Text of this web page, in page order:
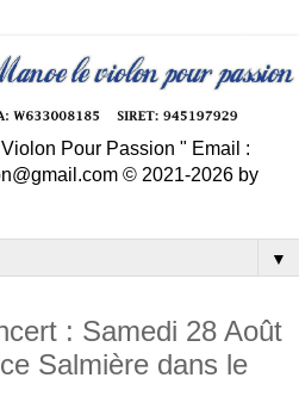
Pour Passion " Email :
© 2021-2026 by
▼
: Samedi 28 Août
Salmière dans le